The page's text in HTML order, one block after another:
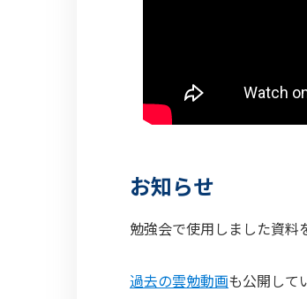
お知らせ
勉強会で使用しました資料
過去の雲勉動画も公開して